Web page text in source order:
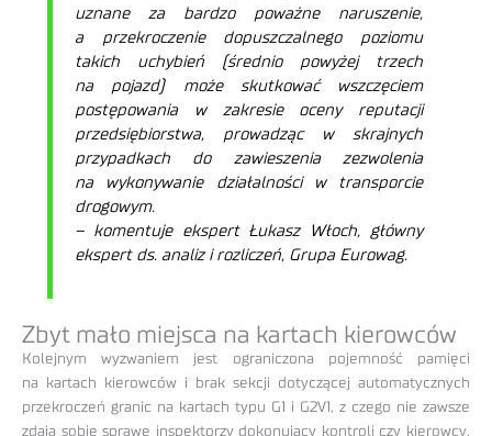
uznane za bardzo poważne naruszenie,
a przekroczenie dopuszczalnego poziomu
takich uchybień (średnio powyżej trzech
na pojazd) może skutkować wszczęciem
postępowania w zakresie oceny reputacji
przedsiębiorstwa, prowadząc w skrajnych
przypadkach do zawieszenia zezwolenia
na wykonywanie działalności w transporcie
drogowym.
– komentuje ekspert Łukasz Włoch, główny
ekspert ds. analiz i rozliczeń, Grupa Eurowag.
Zbyt mało miejsca na kartach kierowców
Kolejnym wyzwaniem jest ograniczona pojemność pamięci
na kartach kierowców i brak sekcji dotyczącej automatycznych
przekroczeń granic na kartach typu G1 i G2V1, z czego nie zawsze
zdają sobie sprawę inspektorzy dokonujący kontroli czy kierowcy.